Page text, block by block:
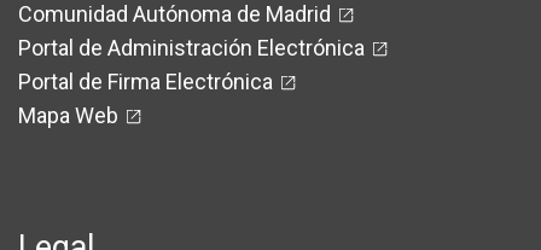
Comunidad Autónoma de Madrid
Portal de Administración Electrónica
Portal de Firma Electrónica
Mapa Web